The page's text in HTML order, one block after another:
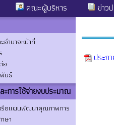
คณะผู้บริหาร ข่าว
อำนาจหน้าที่
อ
นธ์
ะการใช้จ่ายงบประมาณ
อแผนพัฒนาคุณภาพการ
ษา
ประก